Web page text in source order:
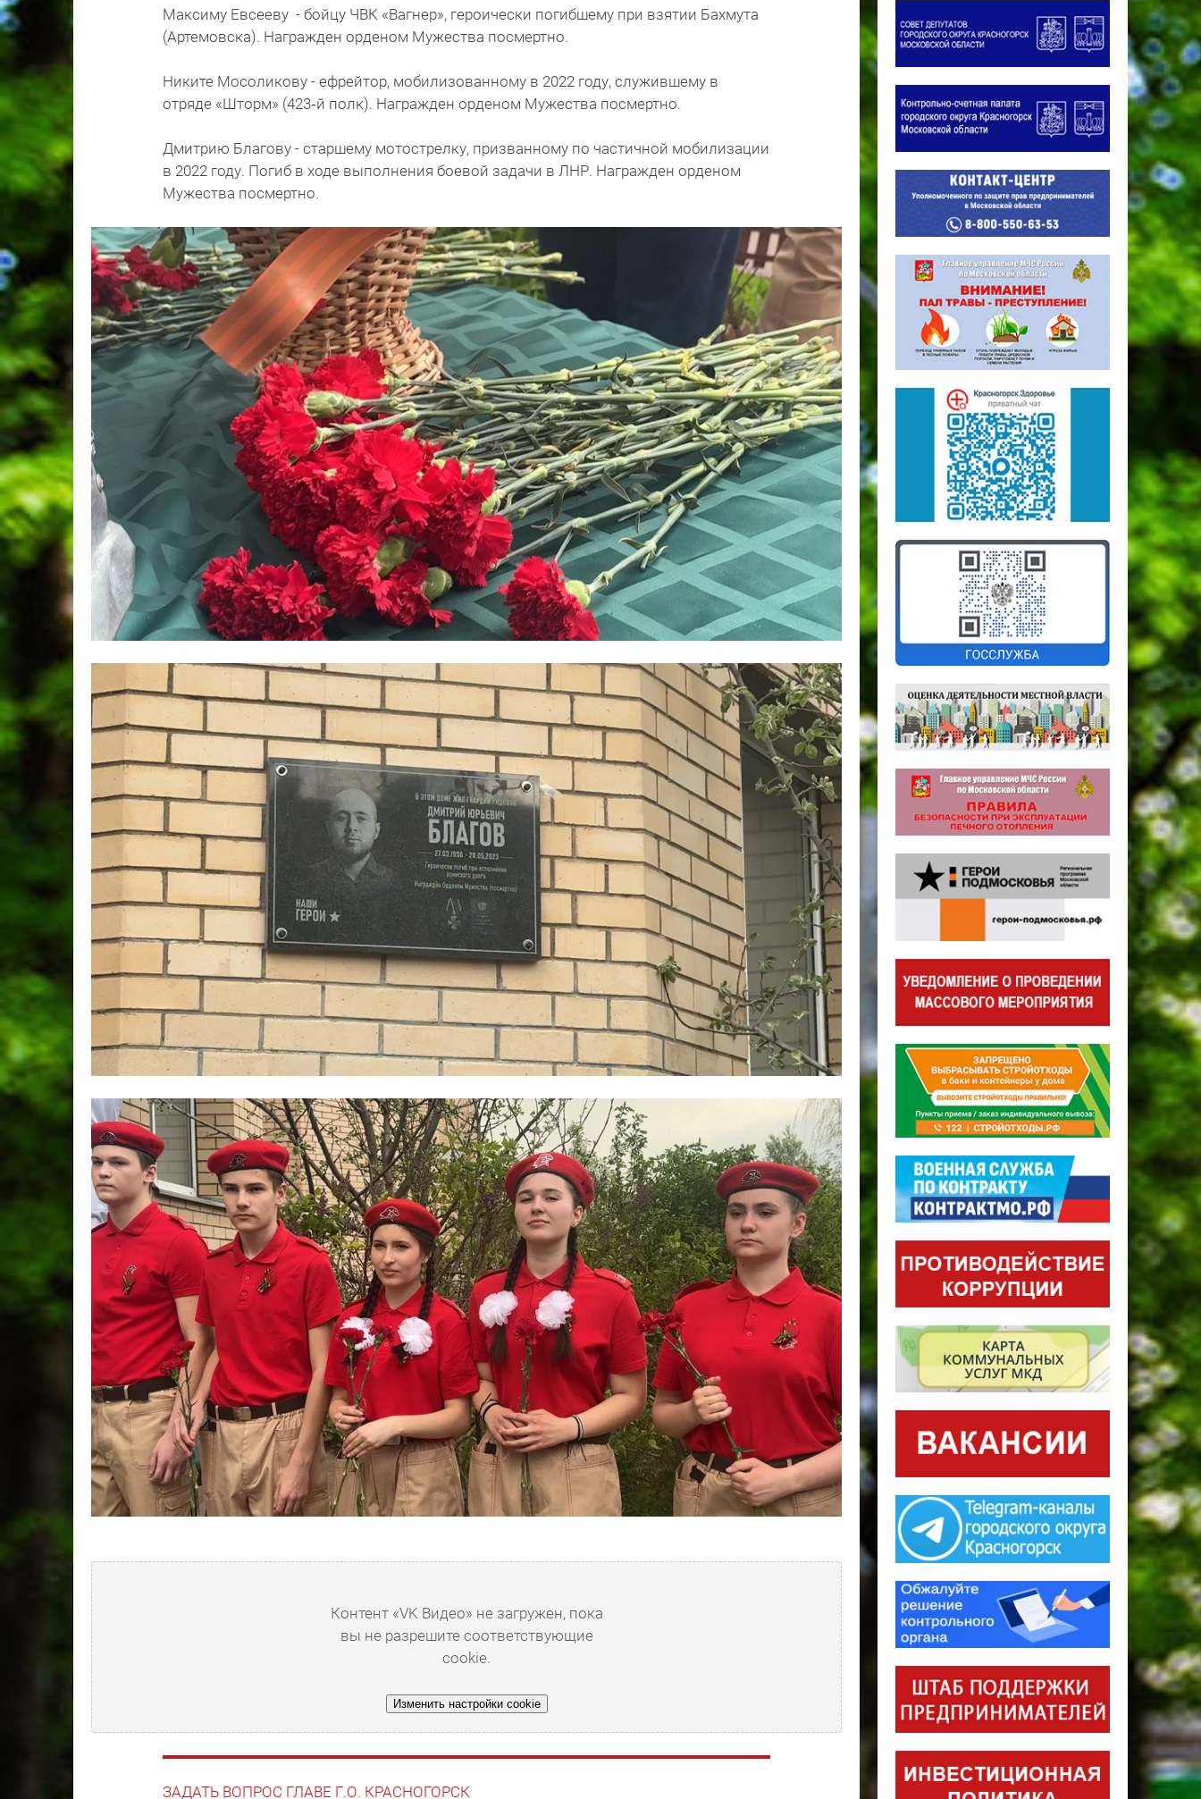
Максиму Евсееву - бойцу ЧВК «Вагнер», героически погибшему при взятии Бахмута
(Артемовска). Награжден орденом Мужества посмертно.
Никите Мосоликову - ефрейтор, мобилизованному в 2022 году, служившему в
отряде «Шторм» (423‑й полк). Награжден орденом Мужества посмертно.
Дмитрию Благову - старшему мотострелку, призванному по частичной мобилизации
в 2022 году. Погиб в ходе выполнения боевой задачи в ЛНР. Награжден орденом
Мужества посмертно.
Контент «VK Видео» не загружен, пока
вы не разрешите соответствующие
cookie.
Изменить настройки cookie
ЗАДАТЬ ВОПРОС ГЛАВЕ Г.О. КРАСНОГОРСК